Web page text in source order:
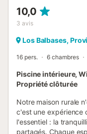
10,0
3 avis
Los Balbases,
16 pers. 6 chambres
Piscine intérieure,
Propriété clôturée
Notre maison rurale
c'est une expérience
l'essentiel : la
partagés. Chaque